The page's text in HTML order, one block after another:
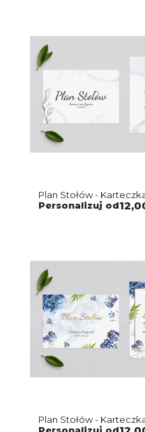
Plan Stołów -
Watercolor Wedding
Personalizuj od
Plan Stołów -
Motyw 4